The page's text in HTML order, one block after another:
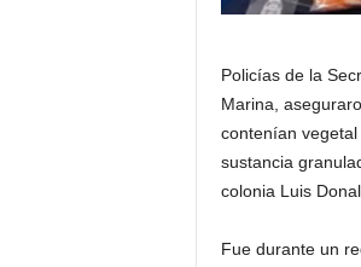
Policías de la
Marina,
contenían
sustancia
colonia Luis
Fue durante un